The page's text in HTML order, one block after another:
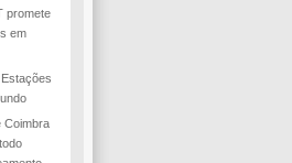
promete
em
Coimbra